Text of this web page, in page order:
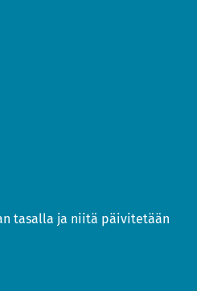
tasalla ja niitä päivitetään